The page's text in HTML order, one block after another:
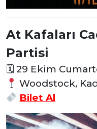
At Kafaları
Partisi
🗓 29 Ekim
Woodstock,
Bilet Al